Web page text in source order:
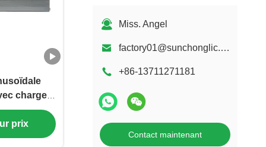
Miss. Angel
factory01@sunchonglic.com
+86-13711271181
Contact maintenant
charge
prix